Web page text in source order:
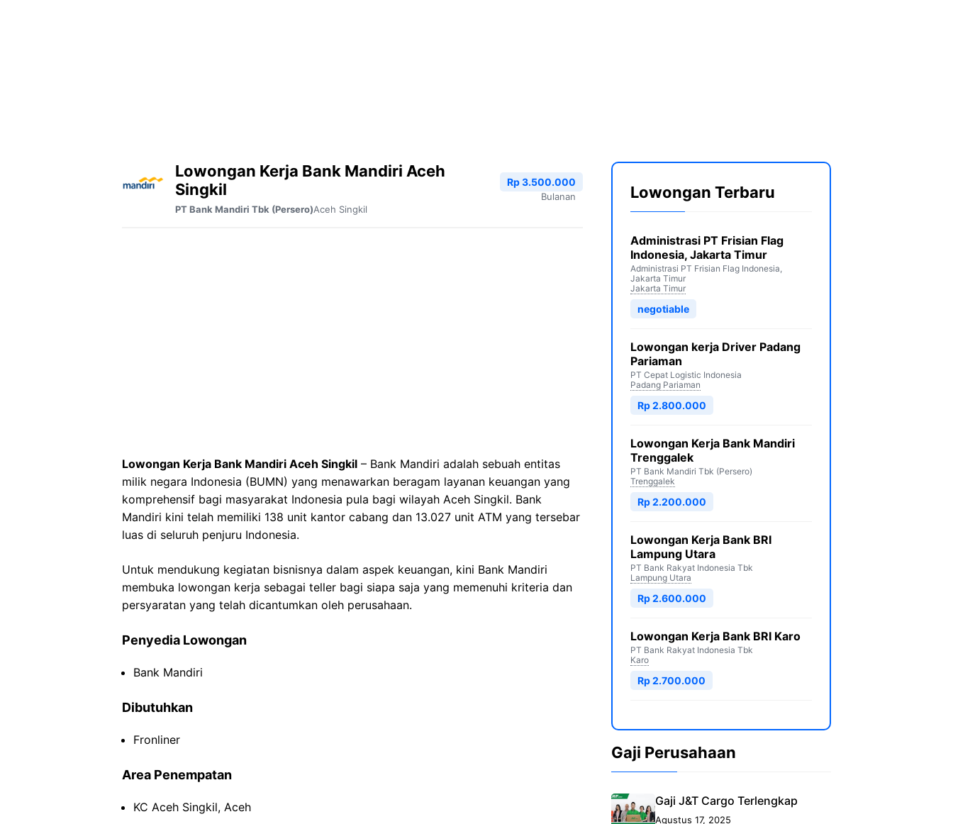
Lowongan Kerja Bank Mandiri Aceh
Singkil
PT Bank Mandiri Tbk (Persero)Aceh Singkil
Rp 3.500.000
Bulanan
Lowongan Kerja Bank Mandiri Aceh Singkil – Bank Mandiri adalah sebuah entitas
milik negara Indonesia (BUMN) yang menawarkan beragam layanan keuangan yang
komprehensif bagi masyarakat Indonesia pula bagi wilayah Aceh Singkil. Bank
Mandiri kini telah memiliki 138 unit kantor cabang dan 13.027 unit ATM yang tersebar
luas di seluruh penjuru Indonesia.
Untuk mendukung kegiatan bisnisnya dalam aspek keuangan, kini Bank Mandiri
membuka lowongan kerja sebagai teller bagi siapa saja yang memenuhi kriteria dan
persyaratan yang telah dicantumkan oleh perusahaan.
Penyedia Lowongan
Bank Mandiri
Dibutuhkan
Fronliner
Area Penempatan
KC Aceh Singkil, Aceh
Lowongan Terbaru
Administrasi PT Frisian Flag
Indonesia, Jakarta Timur
Administrasi PT Frisian Flag Indonesia,
Jakarta Timur
Jakarta Timur
negotiable
Lowongan kerja Driver Padang
Pariaman
PT Cepat Logistic Indonesia
Padang Pariaman
Rp 2.800.000
Lowongan Kerja Bank Mandiri
Trenggalek
PT Bank Mandiri Tbk (Persero)
Trenggalek
Rp 2.200.000
Lowongan Kerja Bank BRI
Lampung Utara
PT Bank Rakyat Indonesia Tbk
Lampung Utara
Rp 2.600.000
Lowongan Kerja Bank BRI Karo
PT Bank Rakyat Indonesia Tbk
Karo
Rp 2.700.000
Gaji Perusahaan
Gaji J&T Cargo Terlengkap
Agustus 17, 2025